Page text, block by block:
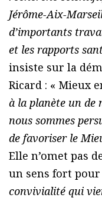
Jérôme-Aix-
d’importants
et les rapports
insiste sur la
Ricard : « Mieux
à la planète un de
nous sommes
de favoriser le
Elle n’omet pas
un sens fort pour
convivialité qui